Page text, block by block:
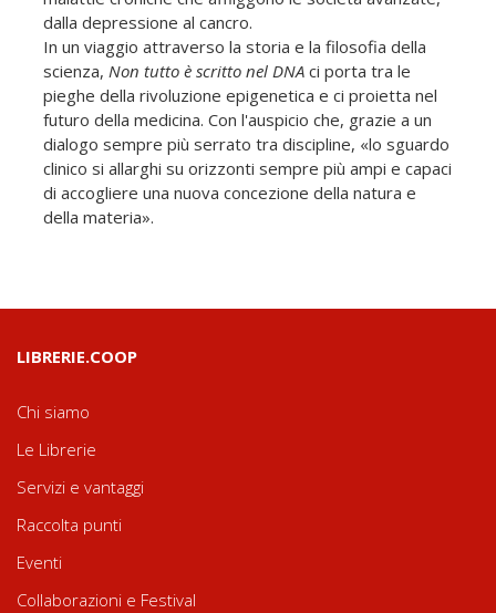
dalla depressione al cancro.
In un viaggio attraverso la storia e la filosofia della
scienza, Non tutto è scritto nel DNA ci porta tra le
pieghe della rivoluzione epigenetica e ci proietta nel
futuro della medicina. Con l'auspicio che, grazie a un
dialogo sempre più serrato tra discipline, «lo sguardo
clinico si allarghi su orizzonti sempre più ampi e capaci
di accogliere una nuova concezione della natura e
della materia».
LIBRERIE.COOP
Chi siamo
Le Librerie
Servizi e vantaggi
Raccolta punti
Eventi
Collaborazioni e Festival